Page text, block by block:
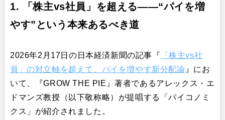
1.
「株主vs社員」を超える——“パイを増
やす”という本来あるべき道
2026年2月17日の日本経済新聞の記事『 「株主vs社
員」の対立軸を超えて、パイを増やす新分配論 』にお
いて、『GROW THE PIE』著者であるアレックス・エ
ドマンズ教授（以下敬称略）が提唱する「パイコノミ
クス」が紹介されました。